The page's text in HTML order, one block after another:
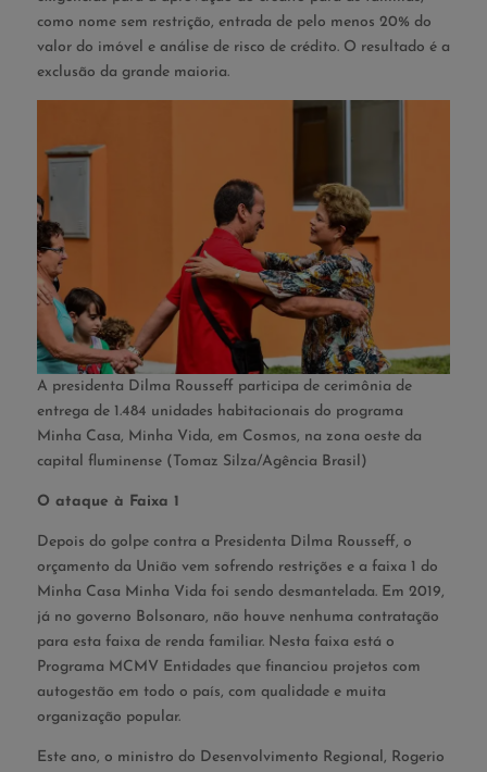
como nome sem restrição, entrada de pelo menos 20% do
valor do imóvel e análise de risco de crédito. O resultado é a
exclusão da grande maioria.
A presidenta Dilma Rousseff participa de cerimônia de
entrega de 1.484 unidades habitacionais do programa
Minha Casa, Minha Vida, em Cosmos, na zona oeste da
capital fluminense (Tomaz Silza/Agência Brasil)
O ataque à Faixa 1
Depois do golpe contra a Presidenta Dilma Rousseff, o
orçamento da União vem sofrendo restrições e a faixa 1 do
Minha Casa Minha Vida foi sendo desmantelada. Em 2019,
já no governo Bolsonaro, não houve nenhuma contratação
para esta faixa de renda familiar. Nesta faixa está o
Programa MCMV Entidades que financiou projetos com
autogestão em todo o país, com qualidade e muita
organização popular.
Este ano, o ministro do Desenvolvimento Regional, Rogerio